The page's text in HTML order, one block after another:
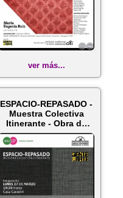
ver más...
ESPACIO-REPASADO -
Muestra Colectiva
Itinerante - Obra de
Nannina...